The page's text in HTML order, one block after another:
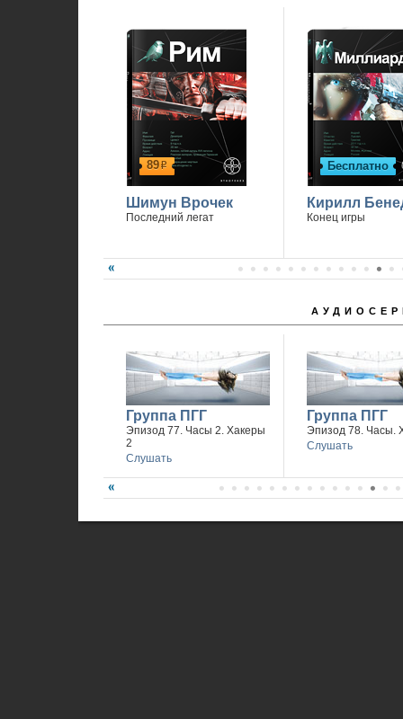
89р
Шимун Врочек
Последний легат
Бесплатно
Кирилл
Конец игры
Группа ПГГ
Эпизод 77. Часы 2. Хакеры
2
Слушать
Группа ПГГ
Эпизод 78. Часы.
Слушать